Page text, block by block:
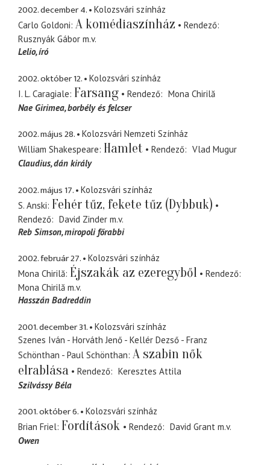
2002. december 4.
Kolozsvári színház
Carlo Goldoni A komédiaszínház
Rendező
Rusznyák Gábor m.v.
Lelio író
2002. október 12.
Kolozsvári színház
I. L. Caragiale Farsang Rendező
Mona Chirilă
Nae Girimea borbély és felcser
2002. május 28.
Kolozsvári Nemzeti Színház
William Shakespeare Hamlet Rendező
Vlad Mugur
Claudius dán király
2002. május 17.
Kolozsvári színház
S. Anski Fehér tűz, fekete tűz (Dybbuk)
Rendező David Zinder m.v.
Reb Simson miropoli főrabbi
2002. február 27.
Kolozsvári színház
Mona Chirilă Éjszakák az ezeregyből
Rendező
Mona Chirilă m.v.
Hasszán Badreddin
2001. december 31.
Kolozsvári színház
Szenes Iván - Horváth Jenő - Kellér Dezső - Franz
Schönthan - Paul Schönthan A szabin nők
elrablása
Rendező
Keresztes Attila
Szilvássy Béla
2001. október 6.
Kolozsvári színház
Brian Friel Fordítások Rendező David Grant m.v.
Owen